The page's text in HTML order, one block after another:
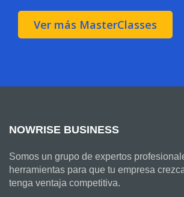
Ver más MasterClasses
NOWRISE BUSINESS
Somos un grupo de expertos
herramientas para que tu empresa
tenga ventaja competitiva.